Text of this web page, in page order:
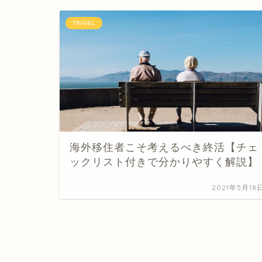
TRAVEL
海外移住者こそ考えるべき終活【チェ
ックリスト付きで分かりやすく解説】
2021年5月18